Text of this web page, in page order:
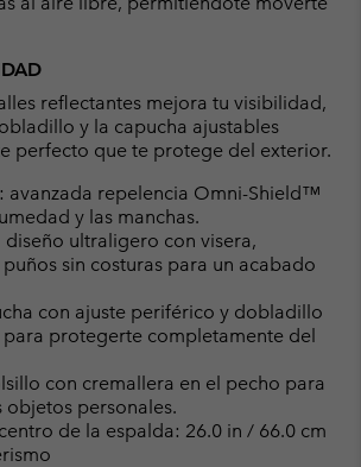
reflectantes mejora tu visibilidad,
y la capucha ajustables
perfecto que te protege del exterior.
avanzada repelencia Omni-Shield™
y las manchas.
ultraligero con visera,
sin costuras para un acabado
con ajuste periférico y dobladillo
protegerte completamente del
con cremallera en el pecho para
objetos personales.
de la espalda: 26.0 in / 66.0 cm